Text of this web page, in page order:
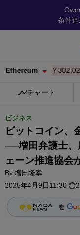
条件達
￥302,020-
チャート
ビジネス
ビットコイン、
──増田弁護士、
ェーン推進協会
By 増田隆幸
2025年4月9日11:30